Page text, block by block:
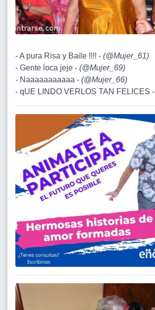
- A pura Risa y Baile !!!! - (@Mujer_61)
- Gente loca jeje - (@Mujer_69)
- Naaaaaaaaaaa - (@Mujer_66)
- qUE LINDO VERLOS TAN FELICES -